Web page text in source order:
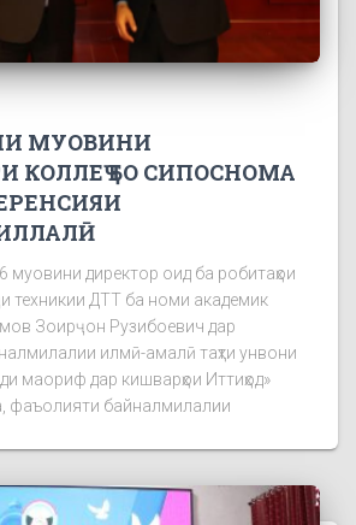
МУОВИНИ
КОЛЛЕҶ БО СИПОСНОМА
муовини директор оид ба робитаҳои
техникии ДТТ ба номи академик
Зоирҷон Рузибоевич дар
илмӣ-амалӣ таҳти унвони
маориф дар кишварҳои Иттиҳод»
фаъолияти байналмилалии